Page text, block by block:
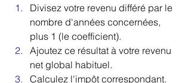
Divisez votre revenu différé par le
nombre d'années concernées,
plus 1 (le coefficient).
Ajoutez ce résultat à votre revenu
net global habituel.
Calculez l'impôt correspondant.